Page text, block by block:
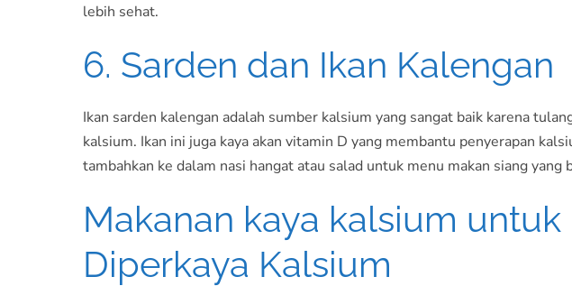
lebih sehat.
6. Sarden dan Ikan Kalengan
Ikan sarden kalengan adalah sumber kalsium yang sangat baik karena
kalsium. Ikan ini juga kaya akan vitamin D yang membantu penyerapan
tambahkan ke dalam nasi hangat atau salad untuk menu makan siang yang
Makanan kaya kalsium
Diperkaya Kalsium